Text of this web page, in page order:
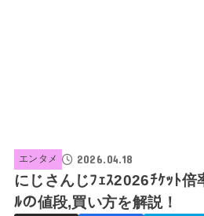
エンタメ 2026.04.18
にじさんじﾌｪｽ2026ﾁｹｯﾄ倍
ﾙの値段,買い方を解説！